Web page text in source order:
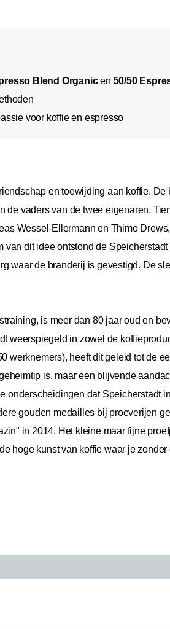
Blend Organicen 50/50
voor koffie en espresso
en toewijding aan koffie. De
vaders van de twee eigenaren.
Wessel-Ellermann en Thimo
dit idee ontstond de
waar de branderij is gevestigd. De
is meer dan 80 jaar oud en
weerspiegeld in zowel de
werknemers), heeft dit geleid tot de
is, maar een blijvende
onderscheidingen dat Speicherstadt
gouden medailles bij proeverijen
in 2014. Het kleine maar fijne
hoge kunst van koffie waar je